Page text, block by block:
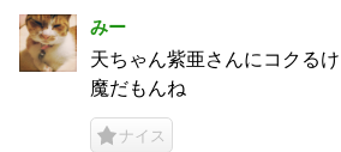
みー
天ちゃん紫亜さんにコクる
魔だもんね
ナイス